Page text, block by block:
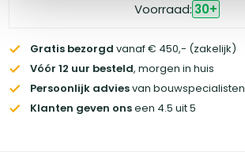
Voorraad: 30+
Gratis bezorgd vanaf € 450,- (zakelijk)
Vóór 12 uur besteld, morgen in huis
Persoonlijk adviesvan bouwspecialisten
Klanten geven onseen 4.5 uit 5